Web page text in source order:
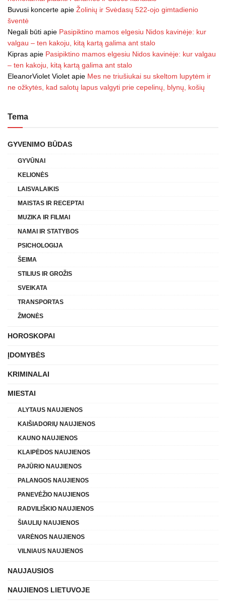
Buvusi koncerte apie Žolinių ir Svėdasų 522-ojo gimtadienio
šventė
Negali būti apie Pasipiktino mamos elgesiu Nidos kavinėje: kur
valgau – ten kakoju, kitą kartą galima ant stalo
Kipras apie Pasipiktino mamos elgesiu Nidos kavinėje: kur valgau
– ten kakoju, kitą kartą galima ant stalo
EleanorViolet Violet apie Mes ne triušiukai su skeltom lupytėm ir
ne ožkytės, kad salotų lapus valgyti prie cepelinų, blynų, košių
Tema
GYVENIMO BŪDAS
GYVŪNAI
KELIONĖS
LAISVALAIKIS
MAISTAS IR RECEPTAI
MUZIKA IR FILMAI
NAMAI IR STATYBOS
PSICHOLOGIJA
ŠEIMA
STILIUS IR GROŽIS
SVEIKATA
TRANSPORTAS
ŽMONĖS
HOROSKOPAI
ĮDOMYBĖS
KRIMINALAI
MIESTAI
ALYTAUS NAUJIENOS
KAIŠIADORIŲ NAUJIENOS
KAUNO NAUJIENOS
KLAIPĖDOS NAUJIENOS
PAJŪRIO NAUJIENOS
PALANGOS NAUJIENOS
PANEVĖŽIO NAUJIENOS
RADVILIŠKIO NAUJIENOS
ŠIAULIŲ NAUJIENOS
VARĖNOS NAUJIENOS
VILNIAUS NAUJIENOS
NAUJAUSIOS
NAUJIENOS LIETUVOJE